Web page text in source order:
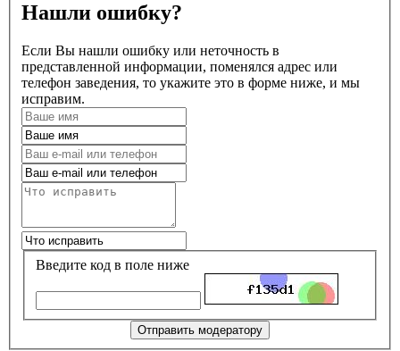
Нашли ошибку?
Если Вы нашли ошибку или неточность в
представленной информации, поменялся адрес или
телефон заведения, то укажите это в форме ниже, и мы
исправим.
Введите код в поле ниже
Отправить модератору